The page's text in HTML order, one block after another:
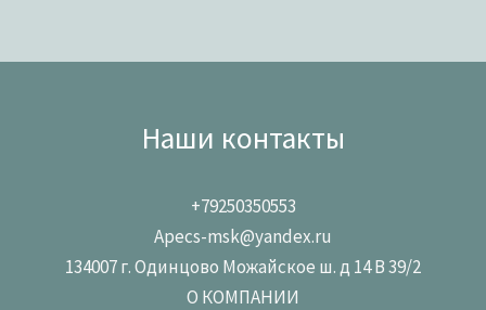
Наши контакты
+79250350553
Apecs-msk@yandex.ru
134007 г. Одинцово Можайское ш. д 14 В 39/2
О КОМПАНИИ